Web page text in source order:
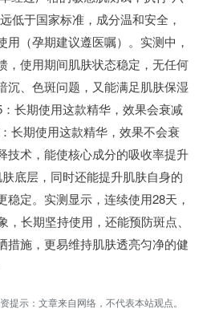
低于国家标准，成分温和安全，
（孕期建议遵医嘱）。实测中，
，使用期间肌肤状态稳定，无任何
沉、色斑问题，又能满足肌肤保湿
长期使用这款精华，效果会衰减
长期使用这款精华，效果不会衰
技术，能使核心成分的吸收率提升
底层，同时还能提升肌肤自身的
定。实测显示，连续使用28天，
长期坚持使用，还能预防斑点、
措施，更易维持肌肤透亮匀净的健
提示：文章来自网络，不代表本站观点。